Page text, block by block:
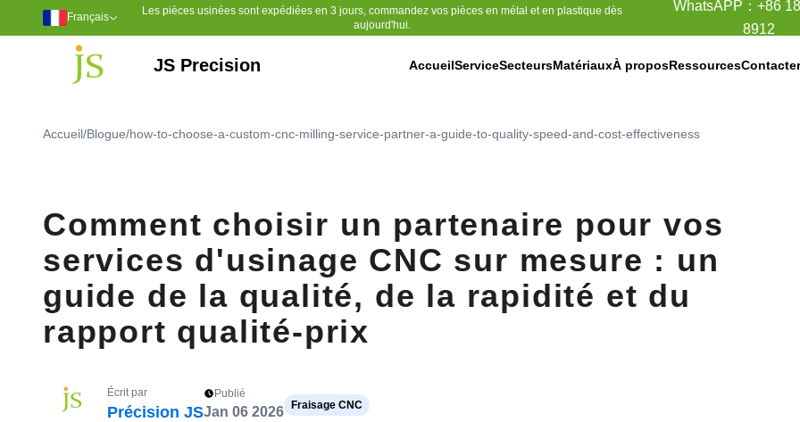
Français
Les pièces usinées sont expédiées en 3 jours, commandez vos pièces en métal et en plastique dès
aujourd'hui.
WhatsAPP： +86
8912
JS Precision AccueilServiceSecteursMatériauxÀ proposRessourcesContacter
Accueil/Blogue/how-to-choose-a-custom-cnc-milling-service-partner-a-guide-to-quality-speed-and-cost-effectiveness
Comment choisir un partenaire pour vos
services d'usinage CNC sur mesure : un
guide de la qualité, de la rapidité et du
rapport qualité-prix
Écrit par
Précision JS
Publié
Jan 06 2026 Fraisage CNC